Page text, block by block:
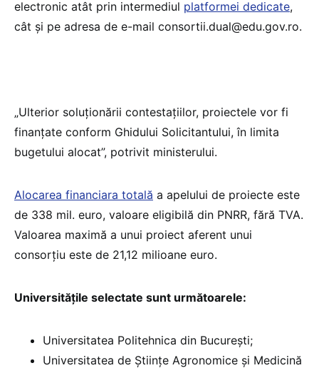
electronic atât prin intermediul platformei dedicate,
cât și pe adresa de e-mail consortii.dual@edu.gov.ro.
„Ulterior soluționării contestațiilor, proiectele vor fi
finanțate conform Ghidului Solicitantului, în limita
bugetului alocat”, potrivit ministerului.
Alocarea financiara totală a apelului de proiecte este
de 338 mil. euro, valoare eligibilă din PNRR, fără TVA.
Valoarea maximă a unui proiect aferent unui
consorțiu este de 21,12 milioane euro.
Universitățile selectate sunt următoarele:
Universitatea Politehnica din București;
Universitatea de Științe Agronomice și Medicină